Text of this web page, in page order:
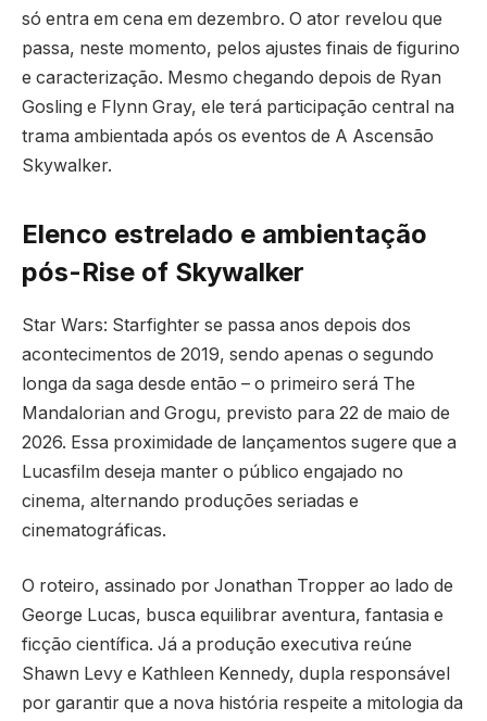
só entra em cena em dezembro. O ator revelou que
passa, neste momento, pelos ajustes finais de figurino
e caracterização. Mesmo chegando depois de Ryan
Gosling e Flynn Gray, ele terá participação central na
trama ambientada após os eventos de A Ascensão
Skywalker.
Elenco estrelado e ambientação
pós-Rise of Skywalker
Star Wars: Starfighter se passa anos depois dos
acontecimentos de 2019, sendo apenas o segundo
longa da saga desde então – o primeiro será The
Mandalorian and Grogu, previsto para 22 de maio de
2026. Essa proximidade de lançamentos sugere que a
Lucasfilm deseja manter o público engajado no
cinema, alternando produções seriadas e
cinematográficas.
O roteiro, assinado por Jonathan Tropper ao lado de
George Lucas, busca equilibrar aventura, fantasia e
ficção científica. Já a produção executiva reúne
Shawn Levy e Kathleen Kennedy, dupla responsável
por garantir que a nova história respeite a mitologia da